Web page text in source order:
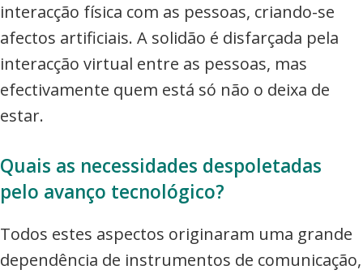
interacção física com as pessoas, criando-se
afectos artificiais. A solidão é disfarçada pela
interacção virtual entre as pessoas, mas
efectivamente quem está só não o deixa de
estar.
Quais as necessidades despoletadas
pelo avanço tecnológico?
Todos estes aspectos originaram uma grande
dependência de instrumentos de comunicação,